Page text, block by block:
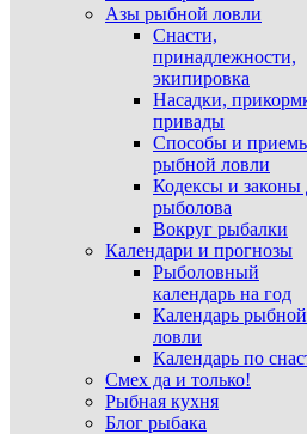
Азы рыбной ловли
Снасти,
принадлежности,
экипировка
Насадки,
привады
Способы и
рыбной ловли
Кодексы и законы
рыболова
Вокруг рыбалки
Календари и прогнозы
Рыболовный
календарь на год
Календарь рыбной
ловли
Календарь по
Смех да и только!
Рыбная кухня
Блог рыбака